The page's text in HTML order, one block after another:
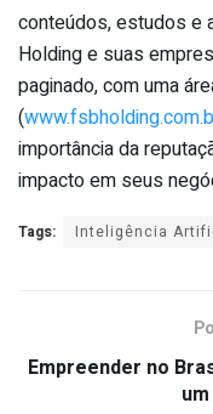
conteúdos, estudos e
Holding e suas
paginado, com uma
(
importância da
impacto em seus
Tags: Inteligência
Empreender no